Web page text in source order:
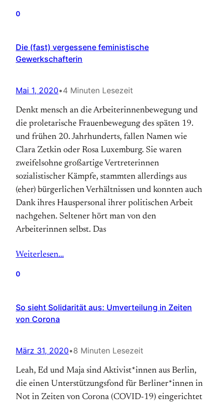
0
Die (fast) vergessene feministische
Gewerkschafterin
Mai 1, 2020•4 Minuten Lesezeit
Denkt mensch an die Arbeiterinnenbewegung und
die proletarische Frauenbewegung des späten 19.
und frühen 20. Jahrhunderts, fallen Namen wie
Clara Zetkin oder Rosa Luxemburg. Sie waren
zweifelsohne großartige Vertreterinnen
sozialistischer Kämpfe, stammten allerdings aus
(eher) bürgerlichen Verhältnissen und konnten auch
Dank ihres Hauspersonal ihrer politischen Arbeit
nachgehen. Seltener hört man von den
Arbeiterinnen selbst. Das
Weiterlesen…
0
So sieht Solidarität aus: Umverteilung in Zeiten
von Corona
März 31, 2020•8 Minuten Lesezeit
Leah, Ed und Maja sind Aktivist*innen aus Berlin,
die einen Unterstützungsfond für Berliner*innen in
Not in Zeiten von Corona (COVID-19) eingerichtet